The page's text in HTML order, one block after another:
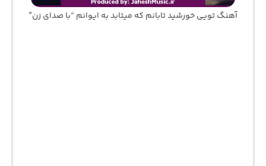
آهنگ تویی خورشید تابانم که میتابد به ایوانم “با صدای زن”